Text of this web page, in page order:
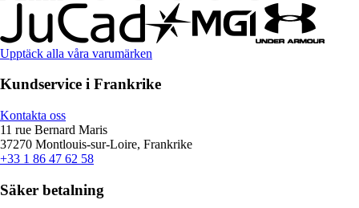
Upptäck alla våra varumärken
Kundservice i Frankrike
Kontakta oss
11 rue Bernard Maris
37270 Montlouis-sur-Loire, Frankrike
+33 1 86 47 62 58
Säker betalning